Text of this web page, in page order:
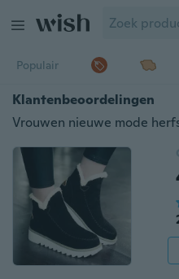
Populair
Klantenbeoordelingen